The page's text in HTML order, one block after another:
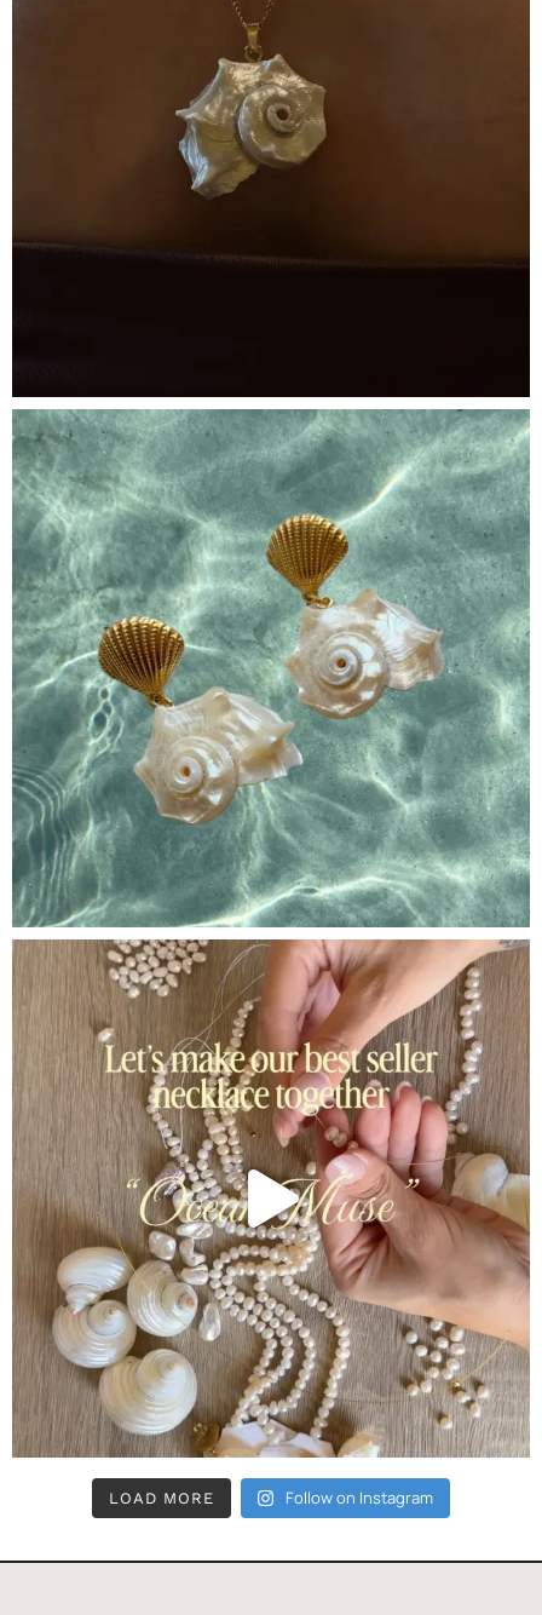
LOAD MORE Follow on Instagram